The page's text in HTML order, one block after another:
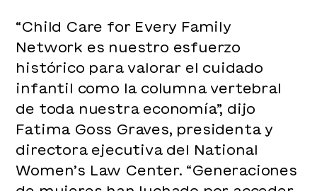
“Child Care for Every Family
Network es nuestro esfuerzo
histórico para valorar el cuidado
infantil como la columna vertebral
de toda nuestra economía”, dijo
Fatima Goss Graves, presidenta y
directora ejecutiva del National
Women’s Law Center. “Generaciones